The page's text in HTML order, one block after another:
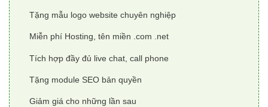
Tặng mẫu logo website chuyên nghiệp
Miễn phí Hosting, tên miền .com .net
Tích hợp đầy đủ live chat, call phone
Tặng module SEO bản quyền
Giảm giá cho những lần sau